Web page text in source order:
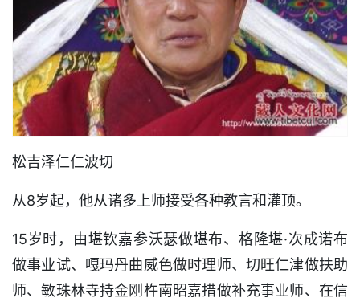
松吉泽仁仁波切
从8岁起，他从诸多上师接受各种教言和灌顶。
15岁时，由堪钦嘉参沃瑟做堪布、格隆堪·次成诺布
做事业试、嘎玛丹曲威色做时理师、切旺仁津做扶助
师、敏珠林寺持金刚杵南昭嘉措做补充事业师、在信